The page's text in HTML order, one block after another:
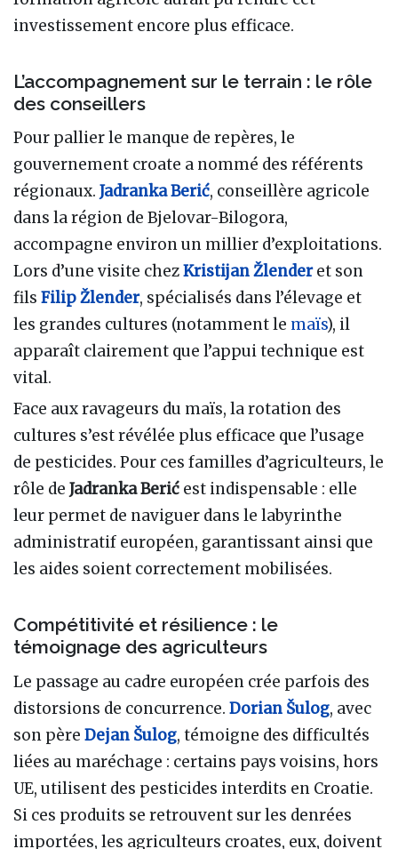
investissement encore plus efficace.
L’accompagnement sur le terrain : le rôle
des conseillers
Pour pallier le manque de repères, le
gouvernement croate a nommé des référents
régionaux. Jadranka Berić, conseillère agricole
dans la région de Bjelovar-Bilogora,
accompagne environ un millier d’exploitations.
Lors d’une visite chezKristijan Žlenderet son
fils Filip Žlender, spécialisés dans l’élevage et
les grandes cultures (notamment le maïs), il
apparaît clairement que l’appui technique est
vital.
Face aux ravageurs du maïs, la rotation des
cultures s’est révélée plus efficace que l’usage
de pesticides. Pour ces familles d’agriculteurs, le
rôle de Jadranka Berić est indispensable : elle
leur permet de naviguer dans le labyrinthe
administratif européen, garantissant ainsi que
les aides soient correctement mobilisées.
Compétitivité et résilience : le
témoignage des agriculteurs
Le passage au cadre européen crée parfois des
distorsions de concurrence. Dorian Šulog, avec
son père Dejan Šulog, témoigne des difficultés
liées au maréchage : certains pays voisins, hors
UE, utilisent des pesticides interdits en Croatie.
Si ces produits se retrouvent sur les denrées
importées, les agriculteurs croates, eux, doivent